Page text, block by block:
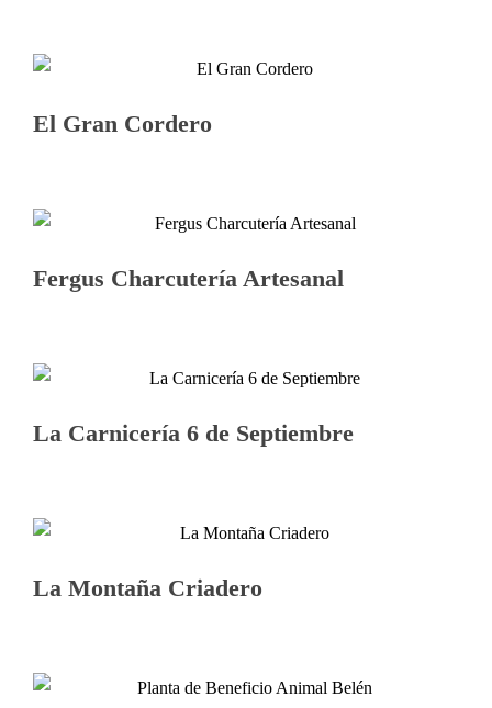
El Gran Cordero
Fergus Charcutería Artesanal
La Carnicería 6 de Septiembre
La Montaña Criadero